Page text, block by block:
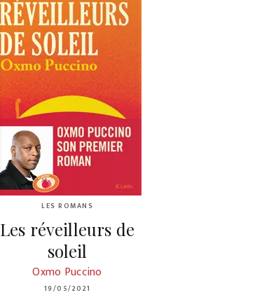
LES ROMANS
Les réveilleurs de
soleil
Oxmo Puccino
19/05/2021